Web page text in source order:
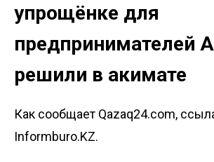
упрощёнке для
предпринимателей
решили в акимате
Как сообщает Qazaq24.com,
Informburo.KZ.